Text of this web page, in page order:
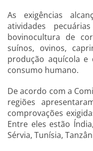
As exigências
atividades
bovinocultura de
suínos, ovinos,
produção aquícola
consumo humano.
De acordo com a
regiões
comprovações
Entre eles estão
Sérvia, Tunísia,